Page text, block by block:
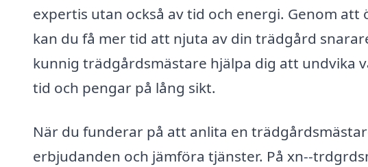
expertis utan också av tid och energi. Genom
kan du få mer tid att njuta av din trädgård
kunnig trädgårdsmästare hjälpa dig att undvika
tid och pengar på lång sikt.
När du funderar på att anlita en
erbjudanden och jämföra tjänster. På xn--